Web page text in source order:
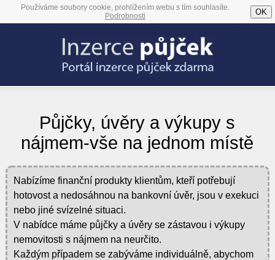
Používáme soubory cookie, prohlížením webu s tím souhlasíte.
Podrobnosti
OK
Půjčky, úvěry a výkupy s
nájmem-vše na jednom místě
Nabízíme finanční produkty klientům, kteří potřebují
hotovost a nedosáhnou na bankovní úvěr, jsou v exekuci
nebo jiné svízelné situaci.
V nabídce máme půjčky a úvěry se zástavou i výkupy
nemovitosti s nájmem na neurčito.
Každým případem se zabýváme individuálně, abychom